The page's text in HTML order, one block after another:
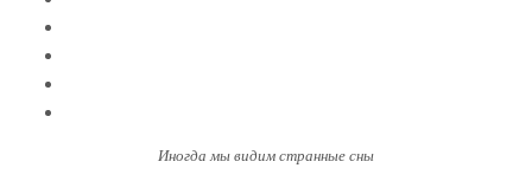
Иногда мы видим странные сны